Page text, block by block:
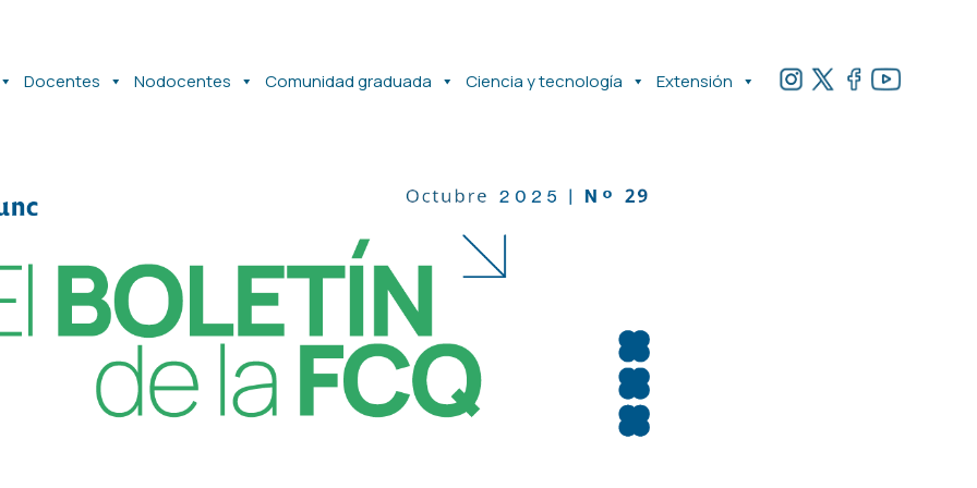
Docentes Nodocentes Comunidad graduada Ciencia y tecnología Extensión